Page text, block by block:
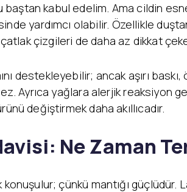
kabul edelim. Ama cildin
yardımcı olabilir. Özellikle
çizgileri de daha az dikkat
destekleyebilir; ancak aşırı
Ayrıca yağlara alerjik
değiştirmek daha akıllıcadır.
Ne Zaman
çünkü mantığı güçlüdür.